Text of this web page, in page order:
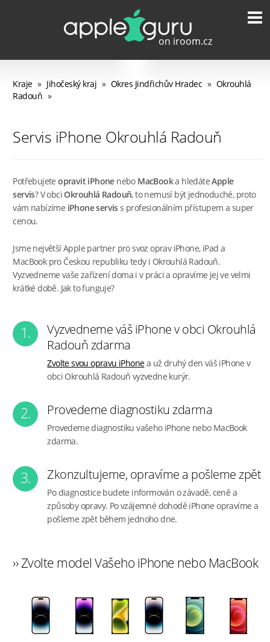
Kraje » Jihočeský kraj » Okres Jindřichův Hradec » Okrouhlá
Radouň »
Servis iPhone Okrouhlá Radouň
Potřebujeteopravit iPhonenebo MacBooka hledáteApple
servis? V obciOkrouhlá Radouň, to nemusí být jednoduché, proto
vám nabízíme iPhone serviss profesionálním přístupem a super
cenou.
Jsme největší Apple partner pro svoz oprav iPhone, iPad a
MacBook pro Českou republiku tedy i Okrouhlá Radouň.
Vyzvedneme vaše zařízení doma i v práci a opravíme jej ve velmi
krátké době. Jak to funguje?
1.
Vyzvedneme váš iPhone v obci Okrouhlá
Radouň zdarma
Zvolte svou opravu iPhonea už druhý den váš iPhone v
obci Okrouhlá Radouň vyzvedne kurýr.
2. Provedeme diagnostiku zdarma
Provedeme diagnostiku vašeho iPhone nebo MacBook
zdarma.
3. Zkonzultujeme, opravíme a pošleme zpět
Po diagnostice budete informován o závadě, ceně a
způsoby opravy. Po vzájemné dohodě iPhone opravíme a
pošleme zpět během jednoho dne.
›› Zvolte model Vašeho iPhone nebo MacBook